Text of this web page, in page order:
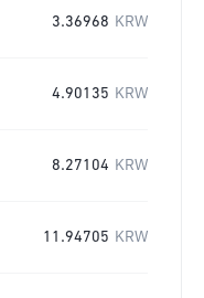
3.36968 KRW
4.90135 KRW
8.27104 KRW
11.94705 KRW